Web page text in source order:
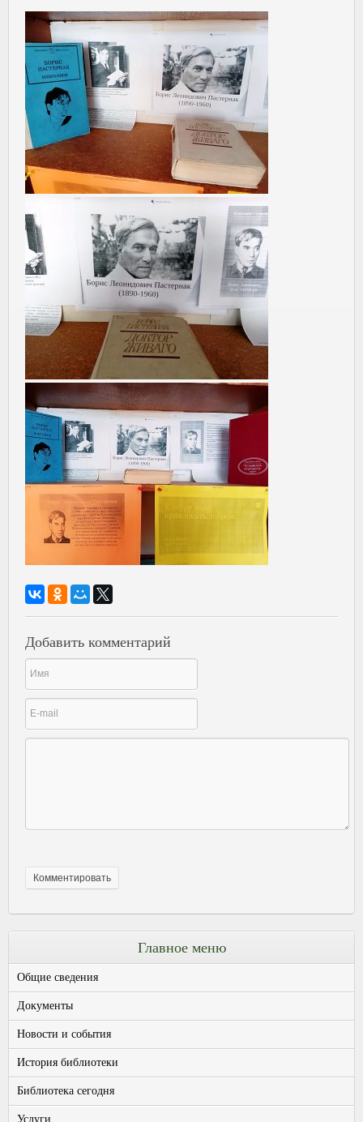
Добавить комментарий
Главное меню
Общие сведения
Документы
Новости и события
История библиотеки
Библиотека сегодня
Услуги